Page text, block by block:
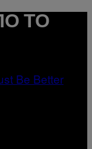
ΤΟ